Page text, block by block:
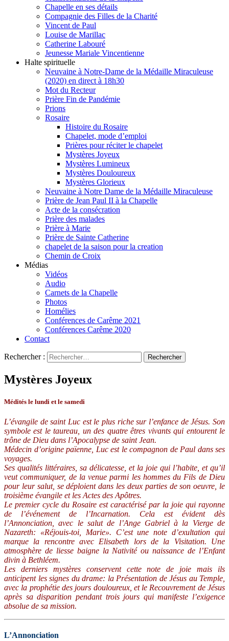
Chapelle en ses détails
Compagnie des Filles de la Charité
Vincent de Paul
Louise de Marillac
Catherine Labouré
Jeunesse Mariale Vincentienne
Halte spirituelle
Neuvaine à Notre-Dame de la Médaille Miraculeuse
(2020) en direct à 18h30
Mot du Recteur
Prière Fin de Pandémie
Prions
Rosaire
Histoire du Rosaire
Chapelet, mode d’emploi
Prières pour réciter le chapelet
Mystères Joyeux
Mystères Lumineux
Mystères Douloureux
Mystères Glorieux
Neuvaine à Notre Dame de la Médaille Miraculeuse
Prière de Jean Paul II à la Chapelle
Acte de la consécration
Prière des malades
Prière à Marie
Prière de Sainte Catherine
chapelet de la saison pour la creation
Chemin de Croix
Médias
Vidéos
Audio
Carnets de la Chapelle
Photos
Homélies
Conférences de Carême 2021
Conférences Carême 2020
Contact
Rechercher :
Mystères Joyeux
Médités le lundi et le samedi
L’évangile de saint Luc est le plus riche sur l’enfance de Jésus. Son
symbole est le taureau, un des quatre êtres vivants qui entourent le
trône de Dieu dans l’Apocalypse de saint Jean.
Médecin d’origine païenne, Luc est le compagnon de Paul dans ses
voyages.
Ses qualités littéraires, sa délicatesse, et la joie qui l’habite, et qu’il
veut communiquer, de la venue parmi les hommes du Fils de Dieu
pour leur salut, se déploient dans les deux parties de son oeuvre, le
troisième évangile et les Actes des Apôtres.
Le premier cycle du Rosaire est caractérisé par la joie qui rayonne
de l’événement de l’Incarnation. Cela est évident dès
l’Annonciation, avec le salut de l’Ange Gabriel à la Vierge de
Nazareth: «Réjouis-toi, Marie». C’est une note d’exultation qui
marque la rencontre avec Elisabeth lors de la Visitation. Une
atmosphère de liesse baigne la Nativité ou naissance de l’Enfant
divin à Bethléem.
Les derniers mystères conservent cette note de joie mais ils
anticipent les signes du drame: la Présentation de Jésus au Temple,
avec la prophétie des jours douloureux, et le Recouvrement de Jésus
après sa disparition pendant trois jours qui manifeste l’exigence
absolue de sa mission.
L’Annonciation